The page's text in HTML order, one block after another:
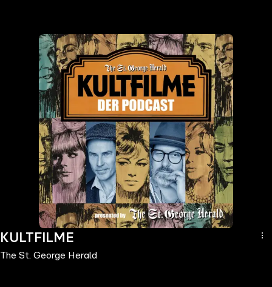
KULTFILME
The St. George Herald